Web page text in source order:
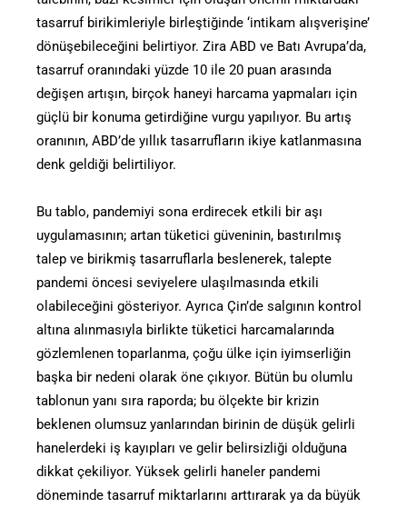
tasarruf birikimleriyle birleştiğinde ‘intikam alışverişine’
dönüşebileceğini belirtiyor. Zira ABD ve Batı Avrupa’da,
tasarruf oranındaki yüzde 10 ile 20 puan arasında
değişen artışın, birçok haneyi harcama yapmaları için
güçlü bir konuma getirdiğine vurgu yapılıyor. Bu artış
oranının, ABD’de yıllık tasarrufların ikiye katlanmasına
denk geldiği belirtiliyor.
Bu tablo, pandemiyi sona erdirecek etkili bir aşı
uygulamasının; artan tüketici güveninin, bastırılmış
talep ve birikmiş tasarruflarla beslenerek, talepte
pandemi öncesi seviyelere ulaşılmasında etkili
olabileceğini gösteriyor. Ayrıca Çin’de salgının kontrol
altına alınmasıyla birlikte tüketici harcamalarında
gözlemlenen toparlanma, çoğu ülke için iyimserliğin
başka bir nedeni olarak öne çıkıyor. Bütün bu olumlu
tablonun yanı sıra raporda; bu ölçekte bir krizin
beklenen olumsuz yanlarından birinin de düşük gelirli
hanelerdeki iş kayıpları ve gelir belirsizliği olduğuna
dikkat çekiliyor. Yüksek gelirli haneler pandemi
döneminde tasarruf miktarlarını arttırarak ya da büyük